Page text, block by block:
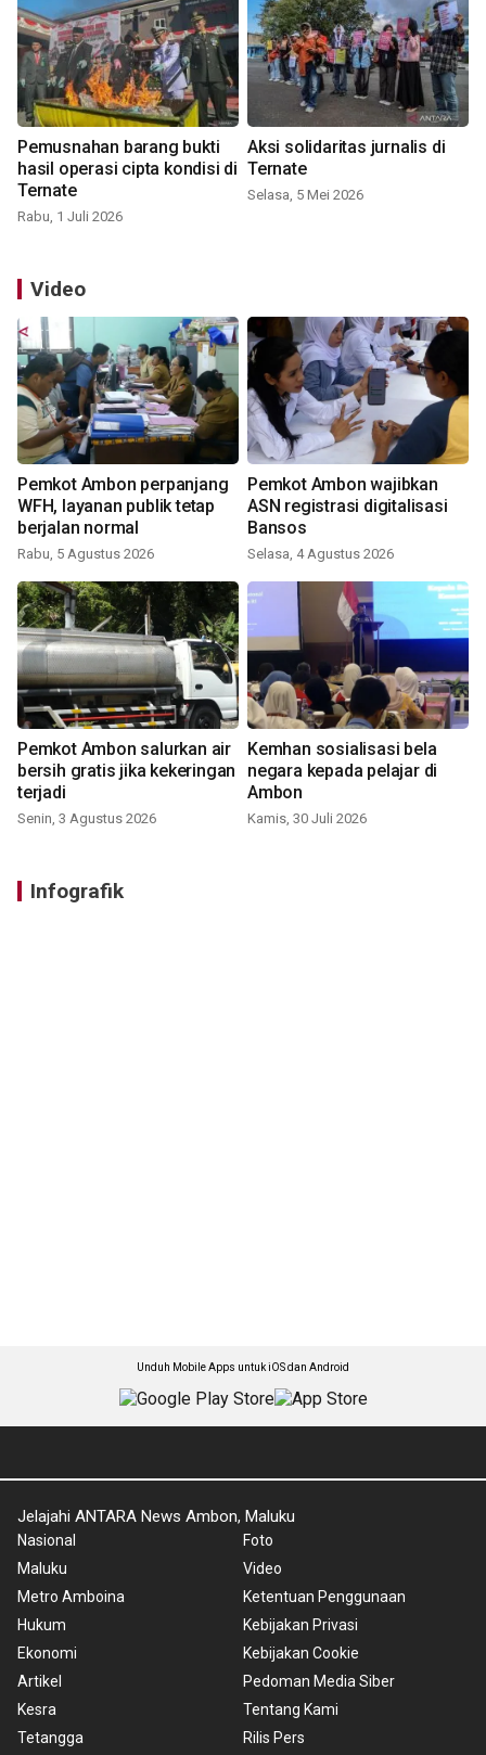
Pemusnahan barang bukti
hasil operasi cipta kondisi di
Ternate
Rabu, 1 Juli 2026
Aksi solidaritas jurnalis di
Ternate
Selasa, 5 Mei 2026
Video
Pemkot Ambon perpanjang
WFH, layanan publik tetap
berjalan normal
Rabu, 5 Agustus 2026
Pemkot Ambon wajibkan
ASN registrasi digitalisasi
Bansos
Selasa, 4 Agustus 2026
Pemkot Ambon salurkan air
bersih gratis jika kekeringan
terjadi
Senin, 3 Agustus 2026
Kemhan sosialisasi bela
negara kepada pelajar di
Ambon
Kamis, 30 Juli 2026
Infografik
Unduh Mobile Apps untuk iOS dan Android
Jelajahi ANTARA News Ambon, Maluku
Nasional
Maluku
Metro Amboina
Hukum
Ekonomi
Artikel
Kesra
Tetangga
Foto
Video
Ketentuan Penggunaan
Kebijakan Privasi
Kebijakan Cookie
Pedoman Media Siber
Tentang Kami
Rilis Pers